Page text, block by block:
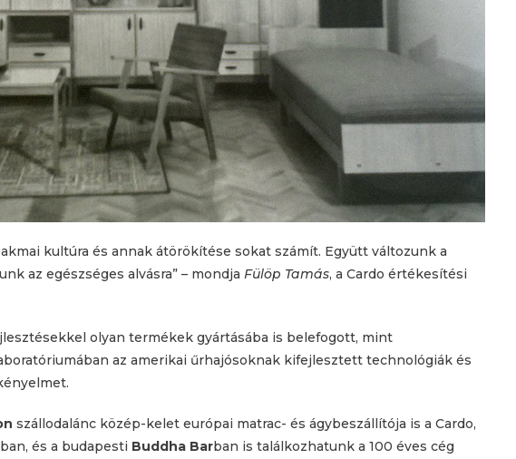
kultúra és annak átörökítése sokat számít. Együtt változunk a
az egészséges alvásra” – mondja Fülöp Tamás, a Cardo értékesítési
olyan termékek gyártásába is belefogott, mint
az amerikai űrhajósoknak kifejlesztett technológiák és
szállodalánc közép-kelet európai matrac- és ágybeszállítója is a Cardo,
és a budapesti Buddha Barban is találkozhatunk a 100 éves cég